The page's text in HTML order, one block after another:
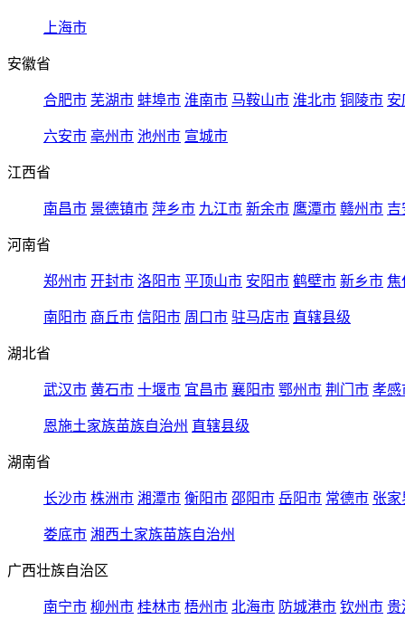
上海市
安徽省
合肥市 芜湖市 蚌埠市 淮南市 马鞍山市 淮北市 铜陵市 安
六安市 亳州市 池州市 宣城市
江西省
南昌市 景德镇市 萍乡市 九江市 新余市 鹰潭市 赣州市 吉
河南省
郑州市 开封市 洛阳市 平顶山市 安阳市 鹤壁市 新乡市 焦
南阳市 商丘市 信阳市 周口市 驻马店市 直辖县级
湖北省
武汉市 黄石市 十堰市 宜昌市 襄阳市 鄂州市 荆门市 孝感
恩施土家族苗族自治州 直辖县级
湖南省
长沙市 株洲市 湘潭市 衡阳市 邵阳市 岳阳市 常德市 张家
娄底市 湘西土家族苗族自治州
广西壮族自治区
南宁市 柳州市 桂林市 梧州市 北海市 防城港市 钦州市 贵